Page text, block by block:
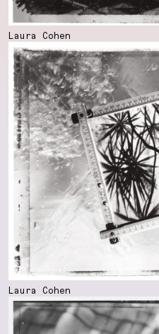
Laura Cohen
Laura Cohen